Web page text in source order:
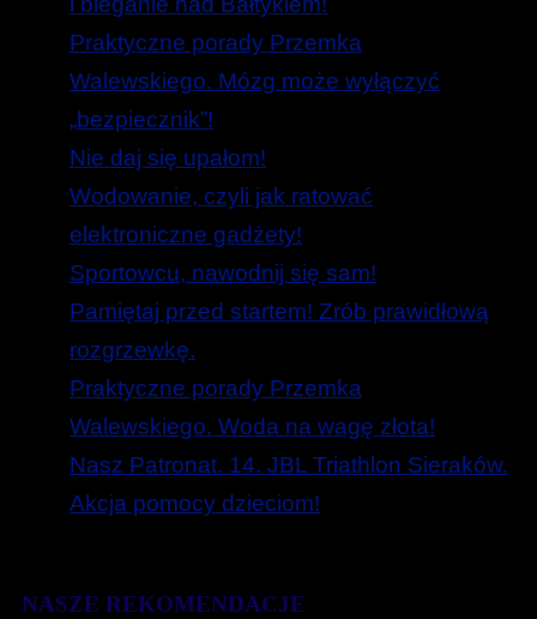
Praktyczne porady Przemka
Walewskiego. Mózg może wyłączyć
„bezpiecznik”!
Nie daj się upałom!
Wodowanie, czyli jak ratować
elektroniczne gadżety!
Sportowcu, nawodnij się sam!
Pamiętaj przed startem! Zrób prawidłową
rozgrzewkę.
Praktyczne porady Przemka
Walewskiego. Woda na wagę złota!
Nasz Patronat. 14. JBL Triathlon Sieraków.
Akcja pomocy dzieciom!
NASZE REKOMENDACJE